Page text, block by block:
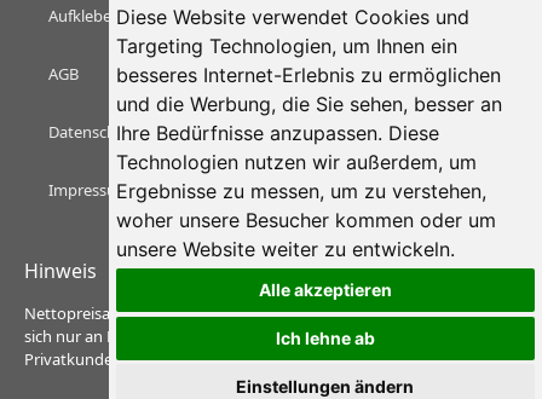
Diese Website verwendet Cookies und
Targeting Technologien, um Ihnen ein
besseres Internet-Erlebnis zu ermöglichen
und die Werbung, die Sie sehen, besser an
Ihre Bedürfnisse anzupassen. Diese
Technologien nutzen wir außerdem, um
Ergebnisse zu messen, um zu verstehen,
woher unsere Besucher kommen oder um
unsere Website weiter zu entwickeln.
Alle akzeptieren
Ich lehne ab
Einstellungen ändern
Aufkleber Magazin
AGB
Datenschutzerklärung
Impressum
Hinweis
Nettopreisangaben: Zzgl. Versandkosten und Ust. Preise richten
sich nur an Personenkreis des § 9 PAngVO und nicht an
Privatkunden.